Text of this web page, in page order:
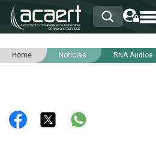
HOME
RNA
NOTÍCIAS
Home Notícias RNA Áudios